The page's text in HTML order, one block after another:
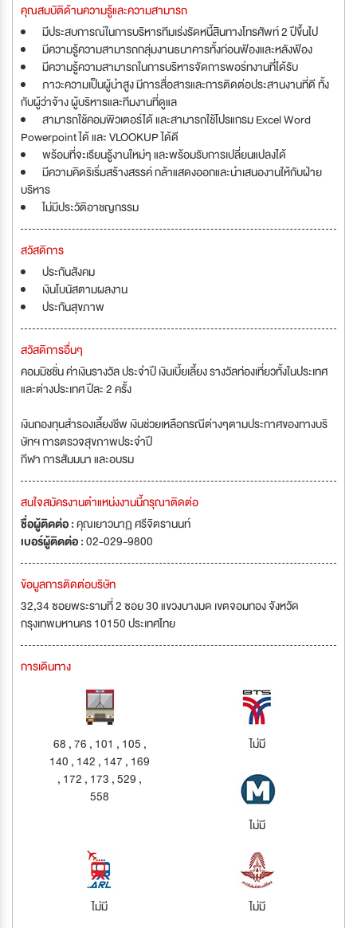
คุณสมบัติด้านความรู้และความสามารถ
มีประสบการณ์ในการบริหารทีมเร่งรัดหนี้สินทางโทรศัพท์ 2 ปีขึ้นไป
มีความรู้ความสามารถกลุ่มงานธนาคารทั้งก่อนฟ้องและหลังฟ้อง
มีความรู้ความสามารถในการบริหารจัดการพอร์ทงานที่ได้รับ
ภาวะความเป็นผู้นำสูง มีการสื่อสารและการติดต่อประสานงานที่ดี ทั้ง
กับผู้ว่่าจ้าง ผู้บริหารและทีมงานที่ดูแล
สามารถใช้คอมพิวเตอร์ได้ และสามารถใช้โปรแกรม Excel Word
Powerpoint ได้ และ VLOOKUP ได้ดี
พร้อมที่จะเรียนรู้งานใหม่ๆ และพร้อมรับการเปลี่ยนแปลงได้
มีความคิดริเริ่มสร้างสรรค์ กล้าแสดงออกและนำเสนองานให้กับฝ่าย
บริหาร
ไม่มีประวัติอาชญกรรม
สวัสดิการ
ประกันสังคม
เงินโบนัสตามผลงาน
ประกันสุขภาพ
สวัสดิการอื่นๆ
คอมมิชชั่น ค่าเงินรางวัล ประจำปี เงินเบี้ยเลี้ยง รางวัลท่องเที่ยวทั้งในประเทศ
และต่างประเทศ ปีละ 2 ครั้ง
เงินกองทุนสำรองเลี้ยงชีพ เงินช่วยเหลือกรณีต่างๆตามประกาศของทางบริ
ษัทฯ การตรวจสุขภาพประจำปี
กีฬา การสัมมนา และอบรม
สนใจสมัครงานตำแหน่งงานนี้กรุณาติดต่อ
ชื่อผู้ติดต่อ :คุณเยาวนาฏ ศรีจิตรานนท์
เบอร์ผู้ติดต่อ :02-029-9800
ข้อมูลการติดต่อบริษัท
32,34 ซอยพระรามที่ 2 ซอย 30 แขวงบางมด เขตจอมทอง จังหวัด
กรุงเทพมหานคร 10150 ประเทศไทย
การเดินทาง
68 , 76 , 101 , 105 ,
140 , 142 , 147 , 169
, 172 , 173 , 529 ,
558
ไม่มี
ไม่มี
ไม่มี
ไม่มี